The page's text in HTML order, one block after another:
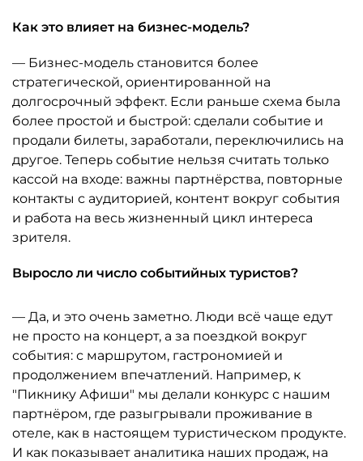
Как это влияет на бизнес-модель?
— Бизнес-модель становится более
стратегической, ориентированной на
долгосрочный эффект. Если раньше схема была
более простой и быстрой: сделали событие и
продали билеты, заработали, переключились на
другое. Теперь событие нельзя считать только
кассой на входе: важны партнёрства, повторные
контакты с аудиторией, контент вокруг события
и работа на весь жизненный цикл интереса
зрителя.
Выросло ли число событийных туристов?
— Да, и это очень заметно. Люди всё чаще едут
не просто на концерт, а за поездкой вокруг
события: с маршрутом, гастрономией и
продолжением впечатлений. Например, к
"Пикнику Афиши" мы делали конкурс с нашим
партнёром, где разыгрывали проживание в
отеле, как в настоящем туристическом продукте.
И как показывает аналитика наших продаж, на